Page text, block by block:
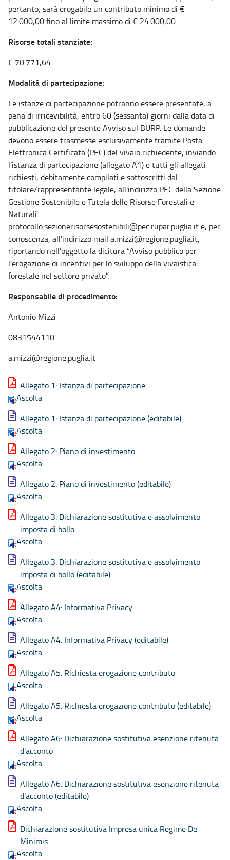
pertanto, sarà erogabile un contributo minimo di €
12.000,00 fino al limite massimo di € 24.000,00.
Risorse totali stanziate:
€ 70.771,64
Modalità di partecipazione:
Le istanze di partecipazione potranno essere presentate, a
pena di irricevibilità, entro 60 (sessanta) giorni dalla data di
pubblicazione del presente Avviso sul BURP. Le domande
devono essere trasmesse esclusivamente tramite Posta
Elettronica Certificata (PEC) del vivaio richiedente, inviando
l’istanza di partecipazione (allegato A1) e tutti gli allegati
richiesti, debitamente compilati e sottoscritti dal
titolare/rappresentante legale, all'indirizzo PEC della Sezione
Gestione Sostenibile e Tutela delle Risorse Forestali e
Naturali
protocollo.sezionerisorsesostenibili@pec.rupar.puglia.it e, per
conoscenza, all’indirizzo mail a.mizzi@regione.puglia.it,
riportando nell’oggetto la dicitura “Avviso pubblico per
l'erogazione di incentivi per lo sviluppo della vivaistica
forestale nel settore privato”.
Responsabile di procedimento:
Antonio Mizzi
0831544110
a.mizzi@regione.puglia.it
Allegato 1: Istanza di partecipazione
Ascolta
Allegato 1: Istanza di partecipazione (editabile)
Ascolta
Allegato 2: Piano di investimento
Ascolta
Allegato 2: Piano di investimento (editabile)
Ascolta
Allegato 3: Dichiarazione sostitutiva e assolvimento
imposta di bollo
Ascolta
Allegato 3: Dichiarazione sostitutiva e assolvimento
imposta di bollo (editabile)
Ascolta
Allegato A4: Informativa Privacy
Ascolta
Allegato A4: Informativa Privacy (editabile)
Ascolta
Allegato A5: Richiesta erogazione contributo
Ascolta
Allegato A5: Richiesta erogazione contributo (editabile)
Ascolta
Allegato A6: Dichiarazione sostitutiva esenzione ritenuta
d'acconto
Ascolta
Allegato A6: Dichiarazione sostitutiva esenzione ritenuta
d'acconto (editabile)
Ascolta
Dichiarazione sostitutiva Impresa unica Regime De
Minimis
Ascolta